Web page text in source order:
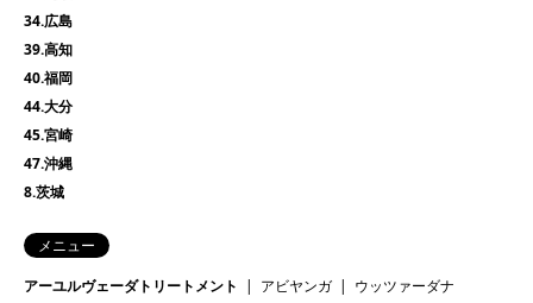
34.広島
39.高知
40.福岡
44.大分
45.宮崎
47.沖縄
8.茨城
メニュー
アーユルヴェーダトリートメント
アビヤンガ
ウッツァーダナ